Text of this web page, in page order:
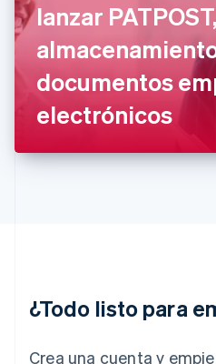
lanzar
documentos
electrónicos
¿Todo listo para
Crea una cuenta y
FrançaisEnglish
Gibraltar
English
Grecia
English
Hungría
India
Letonia
English
Deutsch English